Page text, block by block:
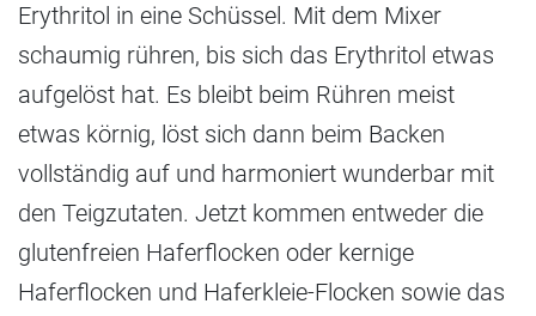
Erythritol in eine Schüssel. Mit dem Mixer
schaumig rühren, bis sich das Erythritol etwas
aufgelöst hat. Es bleibt beim Rühren meist
etwas körnig, löst sich dann beim Backen
vollständig auf und harmoniert wunderbar mit
den Teigzutaten. Jetzt kommen entweder die
glutenfreien Haferflocken oder kernige
Haferflocken und Haferkleie-Flocken sowie das